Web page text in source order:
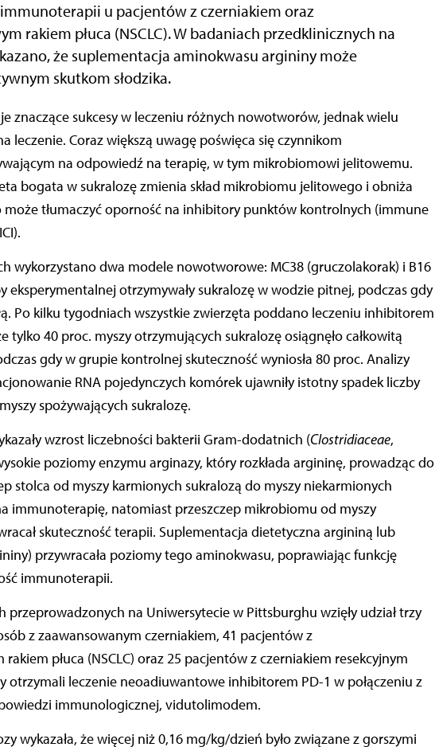
u pacjentów z czerniakiem oraz
rakiem płuca (NSCLC). W badaniach przedklinicznych na
że suplementacja aminokwasu argininy może
skutkom słodzika.
leczenie. Coraz większą uwagę poświęca się czynnikom
na odpowiedź na terapię, w tym mikrobiomowi jelitowemu.
bogata w sukralozę zmienia skład mikrobiomu jelitowego i obniża
może tłumaczyć oporność na inhibitory punktów kontrolnych (immune
wykorzystano dwa modele nowotworowe: MC38 (gruczolakorak) i B16
eksperymentalnej otrzymywały sukralozę w wodzie pitnej, podczas gdy
Po kilku tygodniach wszystkie zwierzęta poddano leczeniu inhibitorem
tylko 40 proc. myszy otrzymujących sukralozę osiągnęło całkowitą
gdy w grupie kontrolnej skuteczność wyniosła 80 proc. Analizy
RNA pojedynczych komórek ujawniły istotny spadek liczby
spożywających sukralozę.
wzrost liczebności bakterii Gram-dodatnich (Clostridiaceae,
poziomy enzymu arginazy, który rozkłada argininę, prowadząc do
stolca od myszy karmionych sukralozą do myszy niekarmionych
immunoterapię, natomiast przeszczep mikrobiomu od myszy
skuteczność terapii. Suplementacja dietetyczna argininą lub
przywracała poziomy tego aminokwasu, poprawiając funkcję
immunoterapii.
przeprowadzonych na Uniwersytecie w Pittsburghu wzięły udział trzy
z zaawansowanym czerniakiem, 41 pacjentów z
płuca (NSCLC) oraz 25 pacjentów z czerniakiem resekcyjnym
otrzymali leczenie neoadiuwantowe inhibitorem PD-1 w połączeniu z
immunologicznej, vidutolimodem.
wykazała, że więcej niż 0,16 mg/kg/dzień było związane z gorszymi